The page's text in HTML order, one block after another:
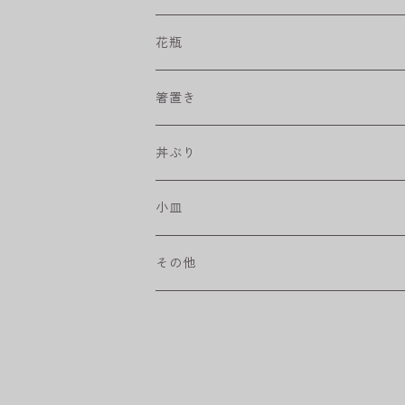
プリーツ
藍駒
ワビカップ
ハンディ小皿
和ミモザ
角皿
取皿
盛皿
カレー＆パスタ皿
小鉢
マグカップ
フリーカップ
そば猪口
花瓶
水差し
箸置き
丼ぶり
小皿
その他